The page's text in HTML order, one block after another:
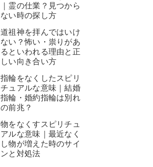
｜霊の仕業？見つから
ない時の探し方
道祖神を拝んではいけ
ない？怖い・祟りがあ
るといわれる理由と正
しい向き合い方
指輪をなくしたスピリ
チュアルな意味｜結婚
指輪・婚約指輪は別れ
の前兆？
物をなくすスピリチュ
アルな意味｜最近なく
し物が増えた時のサイ
ンと対処法